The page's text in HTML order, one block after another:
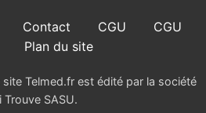
Contact CGU
CGU
Plan du site
Telmed.fr est édité par la société
Trouve SASU.